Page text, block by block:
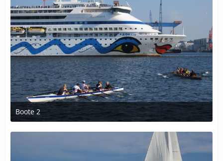
Boote 2
18. Dezember 2016 um 00:13